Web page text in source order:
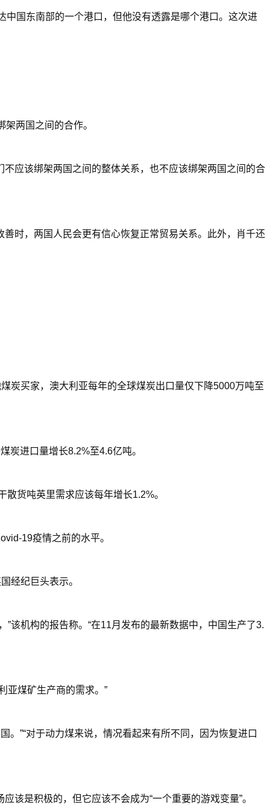
中国东南部的一个港口，但他没有透露是哪个港口。这次进
两国之间的合作。
应该绑架两国之间的整体关系，也不应该绑架两国之间的合
时，两国人民会更有信心恢复正常贸易关系。此外，肖千还
炭买家，澳大利亚每年的全球煤炭出口量仅下降5000万吨至
炭进口量增长8.2%至4.6亿吨。
货吨英里需求应该每年增长1.2%。
19疫情之前的水平。
经纪巨头表示。
该机构的报告称。“在11月发布的最新数据中，中国生产了3.
亚煤矿生产商的需求。”
”“对于动力煤来说，情况看起来有所不同，因为恢复进口
该是积极的，但它应该不会成为“一个重要的游戏变量”。